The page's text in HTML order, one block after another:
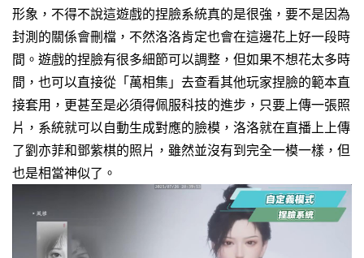
形象，不得不說這遊戲的捏臉系統真的是很強，要不是因為
封測的關係會刪檔，不然洛洛肯定也會在這邊花上好一段時
間。 遊戲的捏臉有很多細節可以調整，但如果不想花太多時
間，也可以直接從「萬相集」去查看其他玩家捏臉的範本直
接套用， 更甚至是必須得佩服科技的進步，只要上傳一張照
片，系統就可以自動生成對應的臉模，洛洛就在直播上上傳
了劉亦菲和鄧紫棋的照片，雖然並沒有到完全一模一樣，但
也是相當神似了。